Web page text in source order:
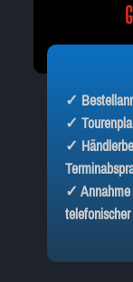
✓
✓
✓
✓ Annahme